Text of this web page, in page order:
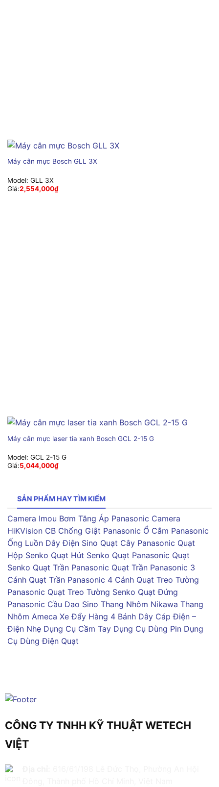
Máy cân mực Bosch GLL 3X
Model: GLL 3X
Giá:2,554,000₫
Máy cân mực laser tia xanh Bosch GCL 2-15 G
Model: GCL 2-15 G
Giá:5,044,000₫
SẢN PHẨM HAY TÌM KIẾM
Camera Imou Bơm Tăng Áp Panasonic Camera
HiKVision CB Chống Giật Panasonic Ổ Cắm Panasonic
Ống Luồn Dây Điện Sino Quạt Cây Panasonic Quạt
Hộp Senko Quạt Hút Senko Quạt Panasonic Quạt
Senko Quạt Trần Panasonic Quạt Trần Panasonic 3
Cánh Quạt Trần Panasonic 4 Cánh Quạt Treo Tường
Panasonic Quạt Treo Tường Senko Quạt Đứng
Panasonic Cầu Dao Sino Thang Nhôm Nikawa Thang
Nhôm Ameca Xe Đẩy Hàng 4 Bánh Dây Cáp Điện –
Điện Nhẹ Dụng Cụ Cầm Tay Dụng Cụ Dùng Pin Dụng
Cụ Dùng Điện Quạt
CÔNG TY TNHH KỸ THUẬT WETECH
VIỆT